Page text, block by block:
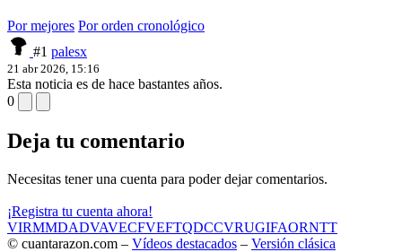
Por mejores Por orden cronológico
#1 palesx
21 abr 2026, 15:16
Esta noticia es de hace bastantes años.
0
Deja tu comentario
Necesitas tener una cuenta para poder dejar comentarios.
¡Registra tu cuenta ahora!
VIRMMDADVAVECFVEFTQDCCVRUGIFAORNTT
© cuantarazon.com – Vídeos destacados – Versión clásica